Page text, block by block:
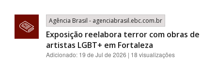
BUSCAR
Agência Brasil - agenciabrasil.ebc.com.br
Exposição reelabora terror com obras de
artistas LGBT+ em Fortaleza
Adicionado: 19 de Jul de 2026 | 18 visualizações